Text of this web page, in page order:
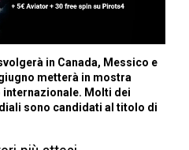
in Canada, Messico e
metterà in mostra
Molti dei
sono candidati al titolo di